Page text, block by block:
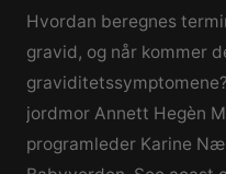
Hvordan beregnes
gravid, og når kommer
jordmor Annett Hegèn
programleder Karine